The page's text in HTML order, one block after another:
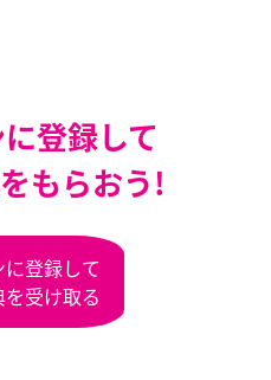
登録して
もらおう!
登録して
受け取る